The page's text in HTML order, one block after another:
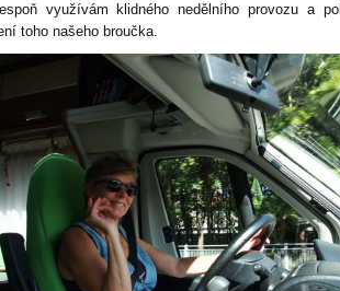
využívám klidného nedělního provozu a
toho našeho broučka.